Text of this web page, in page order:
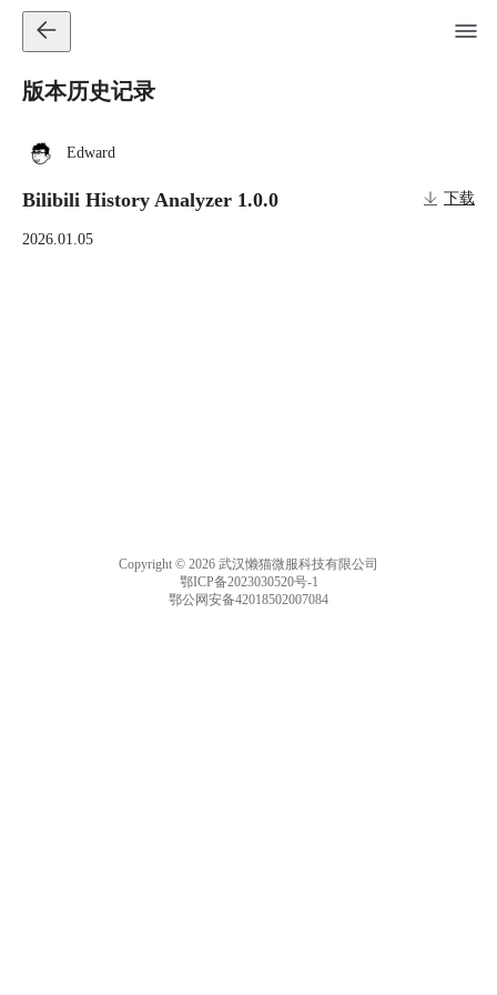
版本历史记录
Edward
Bilibili History Analyzer 1.0.0 下载
2026.01.05
Copyright © 2026 武汉懒猫微服科技有限公司
鄂ICP备2023030520号-1
鄂公网安备42018502007084